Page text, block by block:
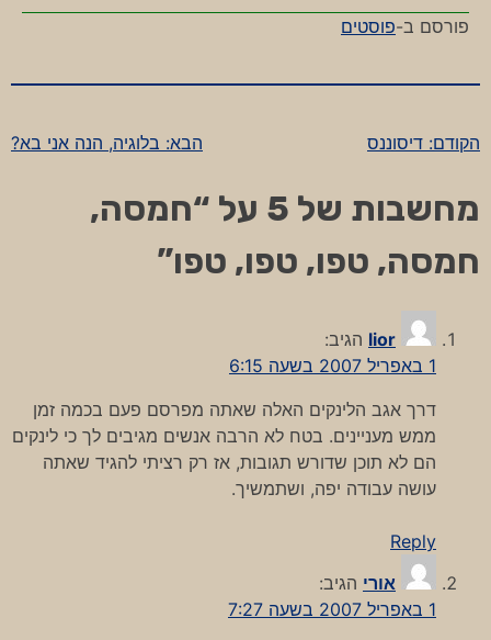
פורסם ב-פוסטים
ניווט
הקודם: דיסוננס הבא: בלוגיה, הנה אני בא?
מחשבות של 5 על “
חמסה,
חמסה, טפו, טפו, טפו”
lior הגיב:
1 באפריל 2007 בשעה 6:15
דרך אגב הלינקים האלה שאתה מפרסם פעם בכמה זמן
ממש מעניינים. בטח לא הרבה אנשים מגיבים לך כי לינקים
הם לא תוכן שדורש תגובות, אז רק רציתי להגיד שאתה
עושה עבודה יפה, ושתמשיך.
Reply
אורי הגיב:
1 באפריל 2007 בשעה 7:27